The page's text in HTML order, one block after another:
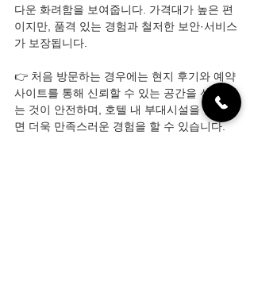
다운 화려함을 보여줍니다. 가격대가 높은 편
이지만, 품격 있는 경험과 철저한 보안·서비스
가 보장됩니다.
👉 처음 방문하는 경우에는 현지 후기와 예약
사이트를 통해 신뢰할 수 있는 공간을 선택하
는 것이 안전하며, 호텔 내 부대시설을 활용하
면 더욱 만족스러운 경험을 할 수 있습니다.